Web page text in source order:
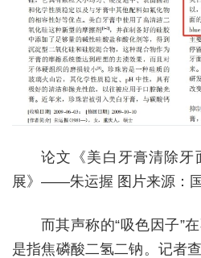
论文《美白牙膏清除牙
展》——朱运握 图片来源：
而其声称的“吸色因子”
是指焦磷酸二氢二钠。记者